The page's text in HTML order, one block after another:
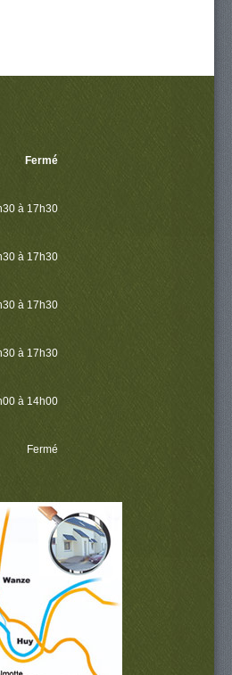
Fermé
à 17h30
à 17h30
à 17h30
à 17h30
à 14h00
Fermé